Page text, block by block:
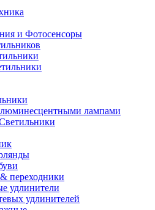
и Фотосенсоры
лампами
переходники
удлинители
удлинителей